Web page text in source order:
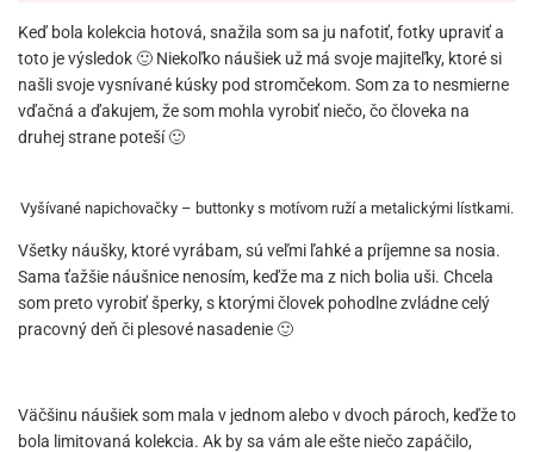
Keď bola kolekcia hotová, snažila som sa ju nafotiť, fotky upraviť a
toto je výsledok 🙂 Niekoľko náušiek už má svoje majiteľky, ktoré si
našli svoje vysnívané kúsky pod stromčekom. Som za to nesmierne
vďačná a ďakujem, že som mohla vyrobiť niečo, čo človeka na
druhej strane poteší 🙂
Vyšívané napichovačky – buttonky s motívom ruží a metalickými lístkami.
Všetky náušky, ktoré vyrábam, sú veľmi ľahké a príjemne sa nosia.
Sama ťažšie náušnice nenosím, keďže ma z nich bolia uši. Chcela
som preto vyrobiť šperky, s ktorými človek pohodlne zvládne celý
pracovný deň či plesové nasadenie 🙂
Väčšinu náušiek som mala v jednom alebo v dvoch pároch, keďže to
bola limitovaná kolekcia. Ak by sa vám ale ešte niečo zapáčilo,